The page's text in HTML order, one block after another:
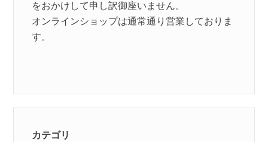
をおかけして申し訳御座いません。
オンラインショップは通常通り営業しておりま
す。
カテゴリ